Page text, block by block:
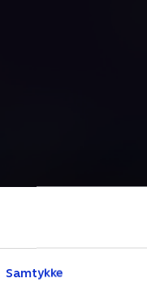
Samtykke
McStuffins en